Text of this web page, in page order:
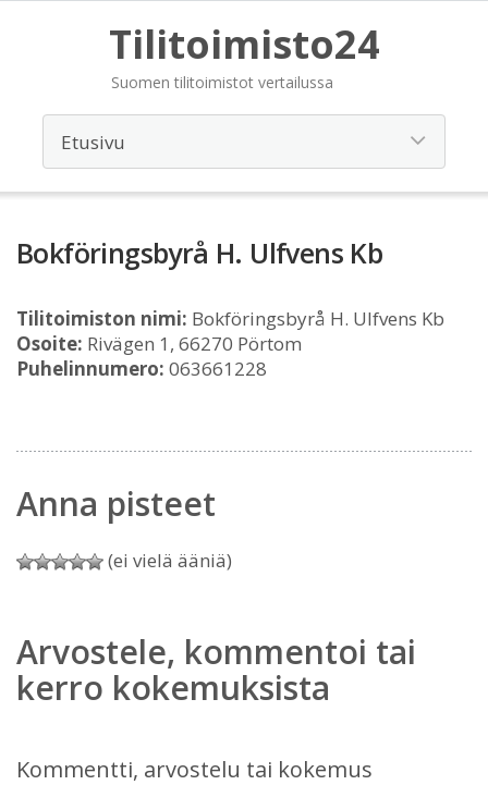
Tilitoimisto24
Suomen tilitoimistot vertailussa
Bokföringsbyrå H. Ulfvens Kb
Tilitoimiston nimi: Bokföringsbyrå H. Ulfvens Kb
Osoite: Rivägen 1, 66270 Pörtom
Puhelinnumero: 063661228
Anna pisteet
(ei vielä ääniä)
Arvostele, kommentoi tai
kerro kokemuksista
Kommentti, arvostelu tai kokemus